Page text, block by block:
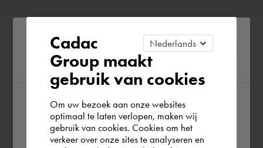
Please confirm your current
region
According to us you are situated in Rest of
the world. Please confirm in which country
Cadac
Group maakt
gebruik van cookies
Om uw bezoek aan onze websites
optimaal te laten verlopen, maken wij
gebruik van cookies. Cookies om het
verkeer over onze sites te analyseren en